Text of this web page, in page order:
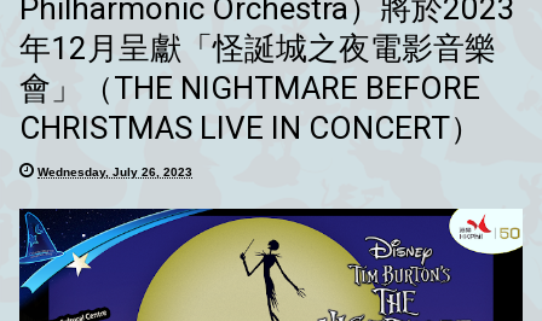
Philharmonic Orchestra）將於2023
年12月呈獻「怪誕城之夜電影音樂
會」（THE NIGHTMARE BEFORE
CHRISTMAS LIVE IN CONCERT）
Wednesday, July 26, 2023